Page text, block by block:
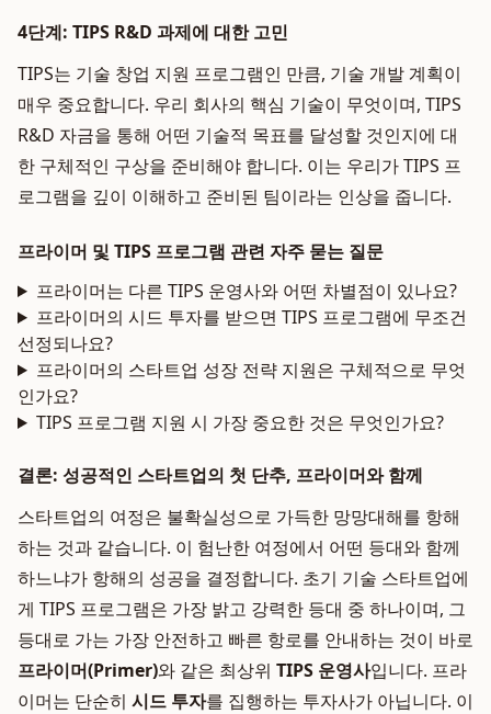
4단계: TIPS R&D 과제에 대한 고민
TIPS는 기술 창업 지원 프로그램인 만큼, 기술 개발 계획이
매우 중요합니다. 우리 회사의 핵심 기술이 무엇이며, TIPS
R&D 자금을 통해 어떤 기술적 목표를 달성할 것인지에 대
한 구체적인 구상을 준비해야 합니다. 이는 우리가 TIPS 프
로그램을 깊이 이해하고 준비된 팀이라는 인상을 줍니다.
프라이머 및 TIPS 프로그램 관련 자주 묻는 질문
프라이머는 다른 TIPS 운영사와 어떤 차별점이 있나요?
프라이머의 시드 투자를 받으면 TIPS 프로그램에 무조건
선정되나요?
프라이머의 스타트업 성장 전략 지원은 구체적으로 무엇
인가요?
TIPS 프로그램 지원 시 가장 중요한 것은 무엇인가요?
결론: 성공적인 스타트업의 첫 단추, 프라이머와 함께
스타트업의 여정은 불확실성으로 가득한 망망대해를 항해
하는 것과 같습니다. 이 험난한 여정에서 어떤 등대와 함께
하느냐가 항해의 성공을 결정합니다. 초기 기술 스타트업에
게 TIPS 프로그램은 가장 밝고 강력한 등대 중 하나이며, 그
등대로 가는 가장 안전하고 빠른 항로를 안내하는 것이 바로
프라이머(Primer)와 같은 최상위 TIPS 운영사입니다. 프라
이머는 단순히 시드 투자를 집행하는 투자사가 아닙니다. 이